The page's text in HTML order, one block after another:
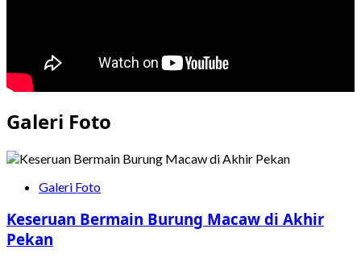
Galeri Foto
Galeri Foto
Keseruan Bermain Burung Macaw di Akhir
Pekan